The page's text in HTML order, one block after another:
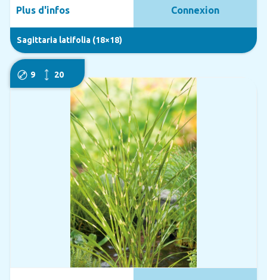
Sagittaria latifolia (18×18)
Plus d'infos Connexion
9 20